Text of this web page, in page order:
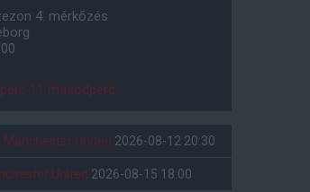
4. mérkőzés
10 másodperc
Manchester United 2026-08-12 20:30
United 2026-08-15 18:00